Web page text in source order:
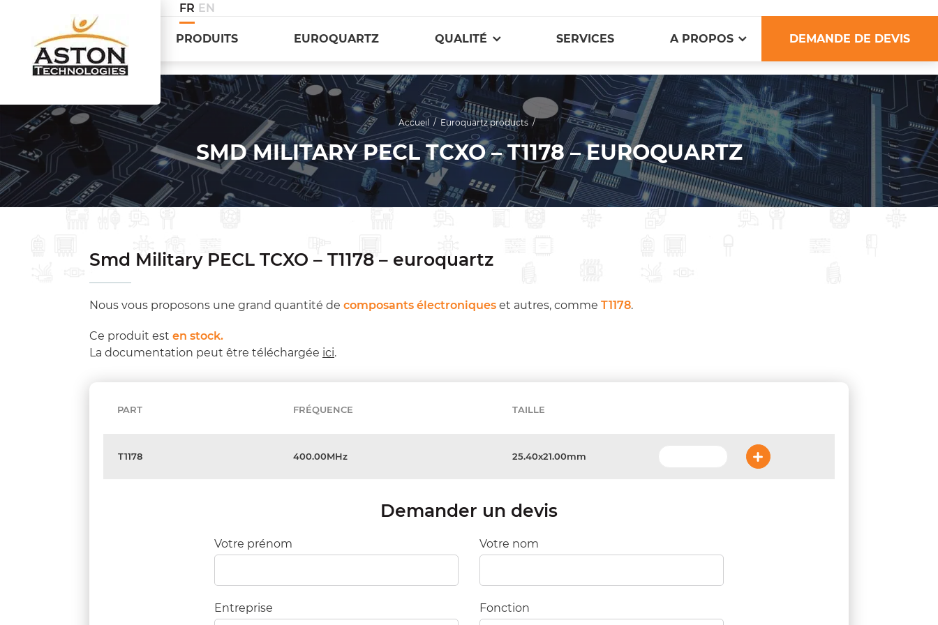
FR EN
PRODUITS EUROQUARTZ QUALITÉ SERVICES A PROPOS DEMANDE DE DEVIS
Accueil / Euroquartz products /
SMD MILITARY PECL TCXO – T1178 – EUROQUARTZ
Smd Military PECL TCXO – T1178 – euroquartz
Nous vous proposons une grand quantité de composants électroniques et autres, comme T1178.
Ce produit est en stock.
La documentation peut être téléchargée ici.
PART FRÉQUENCE TAILLE
T1178 400.00MHz 25.40x21.00mm
Demander un devis
Votre prénom Votre nom
Entreprise Fonction